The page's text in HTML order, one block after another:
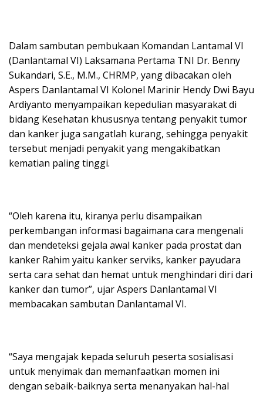
Dalam sambutan pembukaan Komandan Lantamal VI
(Danlantamal VI) Laksamana Pertama TNI Dr. Benny
Sukandari, S.E., M.M., CHRMP, yang dibacakan oleh
Aspers Danlantamal VI Kolonel Marinir Hendy Dwi Bayu
Ardiyanto menyampaikan kepedulian masyarakat di
bidang Kesehatan khususnya tentang penyakit tumor
dan kanker juga sangatlah kurang, sehingga penyakit
tersebut menjadi penyakit yang mengakibatkan
kematian paling tinggi.
“Oleh karena itu, kiranya perlu disampaikan
perkembangan informasi bagaimana cara mengenali
dan mendeteksi gejala awal kanker pada prostat dan
kanker Rahim yaitu kanker serviks, kanker payudara
serta cara sehat dan hemat untuk menghindari diri dari
kanker dan tumor”, ujar Aspers Danlantamal VI
membacakan sambutan Danlantamal VI.
“Saya mengajak kepada seluruh peserta sosialisasi
untuk menyimak dan memanfaatkan momen ini
dengan sebaik-baiknya serta menanyakan hal-hal